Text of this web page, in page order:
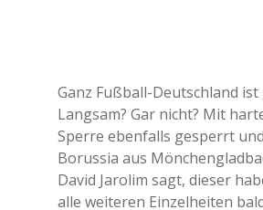
Ganz Fußball-Deutschland
Langsam? Gar nicht? Mit
Sperre ebenfalls gesperrt
Borussia aus
David Jarolim sagt, dieser
alle weiteren Einzelheiten